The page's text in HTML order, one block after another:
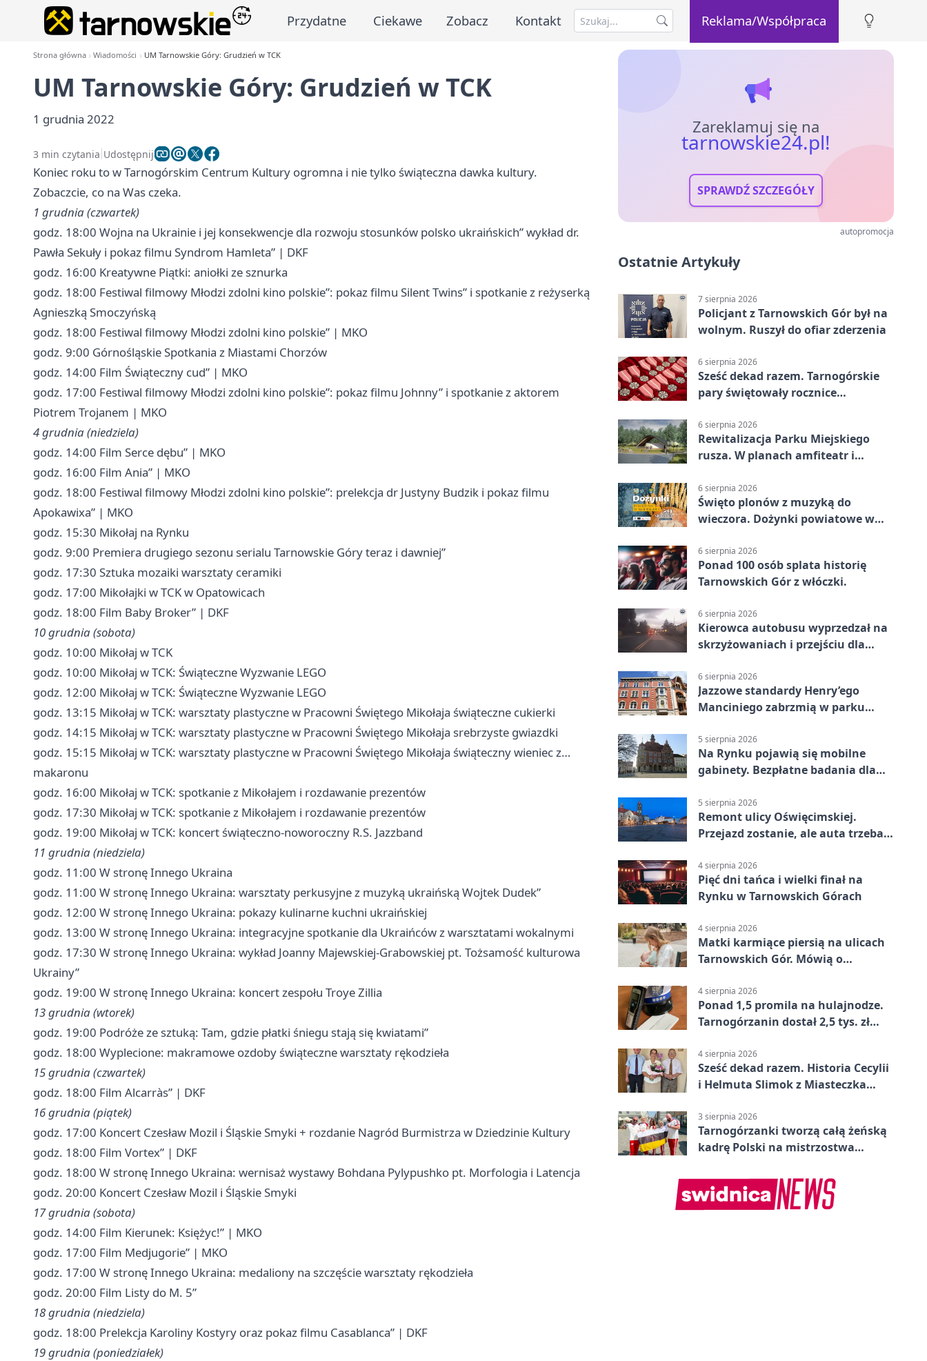
Przydatne Ciekawe Zobacz Kontakt Reklama/Współpraca
Strona główna Wiadomości UM Tarnowskie Góry: Grudzień w TCK
UM Tarnowskie Góry: Grudzień w TCK
1 grudnia 2022
3 min czytania Udostępnij
Koniec roku to w Tarnogórskim Centrum Kultury ogromna i nie tylko świąteczna dawka kultury.
Zobaczcie, co na Was czeka.
1 grudnia (czwartek)
godz. 18:00 Wojna na Ukrainie i jej konsekwencje dla rozwoju stosunków polsko ukraińskich” wykład dr.
Pawła Sekuły i pokaz filmu Syndrom Hamleta” | DKF
godz. 16:00 Kreatywne Piątki: aniołki ze sznurka
godz. 18:00 Festiwal filmowy Młodzi zdolni kino polskie”: pokaz filmu Silent Twins” i spotkanie z reżyserką
Agnieszką Smoczyńską
godz. 18:00 Festiwal filmowy Młodzi zdolni kino polskie” | MKO
godz. 9:00 Górnośląskie Spotkania z Miastami Chorzów
godz. 14:00 Film Świąteczny cud” | MKO
godz. 17:00 Festiwal filmowy Młodzi zdolni kino polskie”: pokaz filmu Johnny” i spotkanie z aktorem
Piotrem Trojanem | MKO
4 grudnia (niedziela)
godz. 14:00 Film Serce dębu” | MKO
godz. 16:00 Film Ania” | MKO
godz. 18:00 Festiwal filmowy Młodzi zdolni kino polskie”: prelekcja dr Justyny Budzik i pokaz filmu
Apokawixa” | MKO
godz. 15:30 Mikołaj na Rynku
godz. 9:00 Premiera drugiego sezonu serialu Tarnowskie Góry teraz i dawniej”
godz. 17:30 Sztuka mozaiki warsztaty ceramiki
godz. 17:00 Mikołajki w TCK w Opatowicach
godz. 18:00 Film Baby Broker” | DKF
10 grudnia (sobota)
godz. 10:00 Mikołaj w TCK
godz. 10:00 Mikołaj w TCK: Świąteczne Wyzwanie LEGO
godz. 12:00 Mikołaj w TCK: Świąteczne Wyzwanie LEGO
godz. 13:15 Mikołaj w TCK: warsztaty plastyczne w Pracowni Świętego Mikołaja świąteczne cukierki
godz. 14:15 Mikołaj w TCK: warsztaty plastyczne w Pracowni Świętego Mikołaja srebrzyste gwiazdki
godz. 15:15 Mikołaj w TCK: warsztaty plastyczne w Pracowni Świętego Mikołaja świąteczny wieniec z…
makaronu
godz. 16:00 Mikołaj w TCK: spotkanie z Mikołajem i rozdawanie prezentów
godz. 17:30 Mikołaj w TCK: spotkanie z Mikołajem i rozdawanie prezentów
godz. 19:00 Mikołaj w TCK: koncert świąteczno-noworoczny R.S. Jazzband
11 grudnia (niedziela)
godz. 11:00 W stronę Innego Ukraina
godz. 11:00 W stronę Innego Ukraina: warsztaty perkusyjne z muzyką ukraińską Wojtek Dudek”
godz. 12:00 W stronę Innego Ukraina: pokazy kulinarne kuchni ukraińskiej
godz. 13:00 W stronę Innego Ukraina: integracyjne spotkanie dla Ukraińców z warsztatami wokalnymi
godz. 17:30 W stronę Innego Ukraina: wykład Joanny Majewskiej-Grabowskiej pt. Tożsamość kulturowa
Ukrainy”
godz. 19:00 W stronę Innego Ukraina: koncert zespołu Troye Zillia
13 grudnia (wtorek)
godz. 19:00 Podróże ze sztuką: Tam, gdzie płatki śniegu stają się kwiatami”
godz. 18:00 Wyplecione: makramowe ozdoby świąteczne warsztaty rękodzieła
15 grudnia (czwartek)
godz. 18:00 Film Alcarràs” | DKF
16 grudnia (piątek)
godz. 17:00 Koncert Czesław Mozil i Śląskie Smyki + rozdanie Nagród Burmistrza w Dziedzinie Kultury
godz. 18:00 Film Vortex” | DKF
godz. 18:00 W stronę Innego Ukraina: wernisaż wystawy Bohdana Pylypushko pt. Morfologia i Latencja
godz. 20:00 Koncert Czesław Mozil i Śląskie Smyki
17 grudnia (sobota)
godz. 14:00 Film Kierunek: Księżyc!” | MKO
godz. 17:00 Film Medjugorie” | MKO
godz. 17:00 W stronę Innego Ukraina: medaliony na szczęście warsztaty rękodzieła
godz. 20:00 Film Listy do M. 5”
18 grudnia (niedziela)
godz. 18:00 Prelekcja Karoliny Kostyry oraz pokaz filmu Casablanca” | DKF
19 grudnia (poniedziałek)
Zareklamuj się na
tarnowskie24.pl!
SPRAWDŹ SZCZEGÓŁY
autopromocja
Ostatnie Artykuły
7 sierpnia 2026
Policjant z Tarnowskich Gór był na
wolnym. Ruszył do ofiar zderzenia
6 sierpnia 2026
Sześć dekad razem. Tarnogórskie
pary świętowały rocznice
6 sierpnia 2026
Rewitalizacja Parku Miejskiego
rusza. W planach amfiteatr i
6 sierpnia 2026
Święto plonów z muzyką do
wieczora. Dożynki powiatowe w
6 sierpnia 2026
Ponad 100 osób splata historię
Tarnowskich Gór z włóczki.
6 sierpnia 2026
Kierowca autobusu wyprzedzał na
skrzyżowaniach i przejściu dla
6 sierpnia 2026
Jazzowe standardy Henry’ego
Manciniego zabrzmią w parku
5 sierpnia 2026
Na Rynku pojawią się mobilne
gabinety. Bezpłatne badania dla
5 sierpnia 2026
Remont ulicy Oświęcimskiej.
Przejazd zostanie, ale auta trzeba
4 sierpnia 2026
Pięć dni tańca i wielki finał na
Rynku w Tarnowskich Górach
4 sierpnia 2026
Matki karmiące piersią na ulicach
Tarnowskich Gór. Mówią o
4 sierpnia 2026
Ponad 1,5 promila na hulajnodze.
Tarnogórzanin dostał 2,5 tys. zł
4 sierpnia 2026
Sześć dekad razem. Historia Cecylii
i Helmuta Slimok z Miasteczka
3 sierpnia 2026
Tarnogórzanki tworzą całą żeńską
kadrę Polski na mistrzostwa